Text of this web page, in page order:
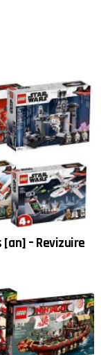
[an] – Revizuire